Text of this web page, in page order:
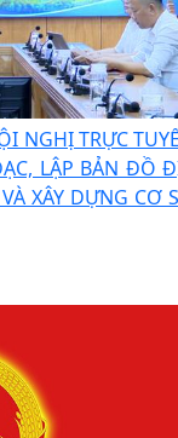
NGHỊ TRỰC
LẬP BẢN ĐỒ
XÂY DỰNG CƠ